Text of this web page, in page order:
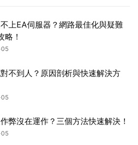
上EA伺服器？網路最佳化與疑難
略！
不到人？原因剖析與快速解決方
弊沒在運作？三個方法快速解決！